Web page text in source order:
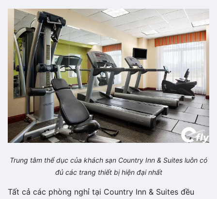
Trung tâm thể dục của khách sạn Country Inn & Suites luôn có
đủ các trang thiết bị hiện đại nhất
Tất cả các phòng nghỉ tại Country Inn & Suites đều